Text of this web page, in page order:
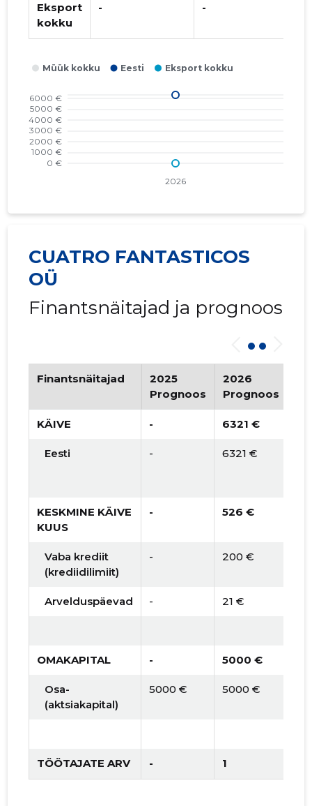
Eksport
kokku
- -
CUATRO FANTASTICOS
OÜ
Finantsnäitajad ja prognoos
Finantsnäitajad
2025
Prognoos
2026
Prognoos
KÄIVE - 6321 €
Eesti - 6321 €
KESKMINE KÄIVE
KUUS
- 526 €
Vaba krediit
(krediidilimiit)
- 200 €
Arvelduspäevad - 21 €
OMAKAPITAL - 5000 €
Osa-
(aktsiakapital)
5000 € 5000 €
TÖÖTAJATE ARV - 1